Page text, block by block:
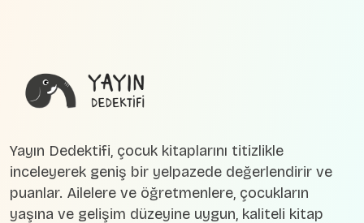
Yayın Dedektifi, çocuk kitaplarını titizlikle
inceleyerek geniş bir yelpazede değerlendirir ve
puanlar. Ailelere ve öğretmenlere, çocukların
yaşına ve gelişim düzeyine uygun, kaliteli kitap